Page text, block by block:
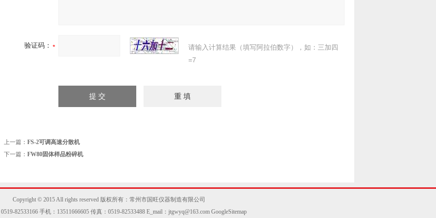
验证码：
请输入计算结果（填写阿拉伯数字），如：三加四
=7
上一篇： FS-2可调高速分散机
下一篇： FW80固体样品粉碎机
Copyright © 2015 All rights reserved 版权所有：常州市国旺仪器制造有限公司
82533166 手机：13511666605 传真：0519-82533488 E_mail：jtgwyq@163.com GoogleSitemap